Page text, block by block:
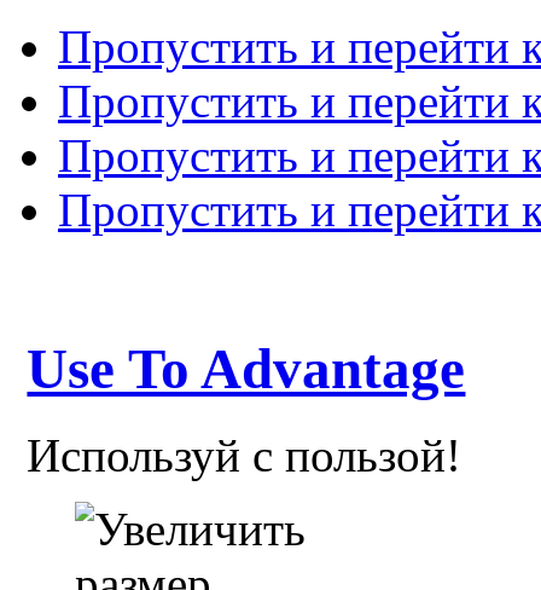
Пропустить и перейти
Пропустить и перейти
Пропустить и перейти
Пропустить и перейти
Use To Advantage
Используй с пользой!